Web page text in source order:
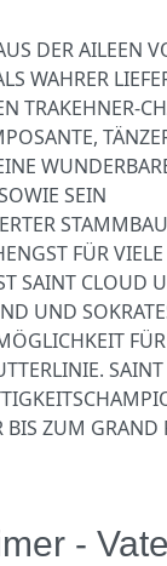
DER AILEEN
WAHRER
TRAKEHNER-
SEIN
FÜR
SAINT CLOUD
UND
ZUM GRAND
-